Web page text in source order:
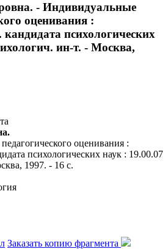
- Индивидуальные
оценивания :
кандидата психологических
ин-т. - Москва,
оценивания :
психологических наук : 19.00.07
1997. - 16 с.
Заказать копию фрагмента